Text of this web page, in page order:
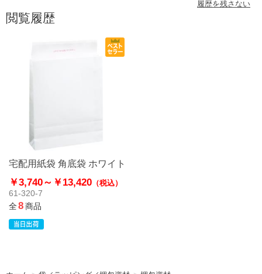
履歴を残さない
閲覧履歴
宅配用紙袋 角底袋 ホワイト
￥3,740～ ￥13,420 （税込）
61-320-7
全8商品